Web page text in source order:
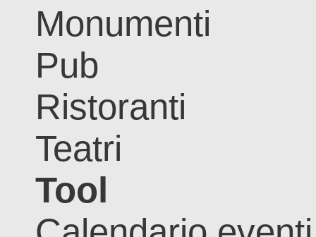
Monumenti
Pub
Ristoranti
Teatri
Tool